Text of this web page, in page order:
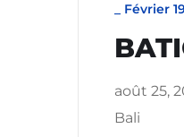
Février
août 25,
Bali